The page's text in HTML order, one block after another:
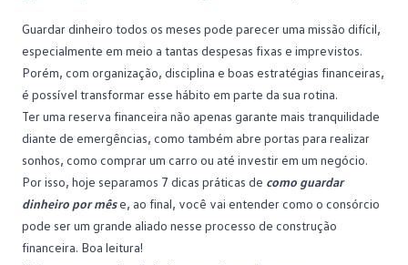
Guardar dinheiro todos os meses pode parecer uma missão difícil,
especialmente em meio a tantas despesas fixas e imprevistos.
Porém, com organização, disciplina e boas estratégias financeiras,
é possível transformar esse hábito em parte da sua rotina.
Ter uma reserva financeira não apenas garante mais tranquilidade
diante de emergências, como também abre portas para realizar
sonhos, como comprar um carro ou até investir em um negócio.
Por isso, hoje separamos 7 dicas práticas de como guardar
dinheiro por mêse, ao final, você vai entender como o consórcio
pode ser um grande aliado nesse processo de construção
financeira. Boa leitura!